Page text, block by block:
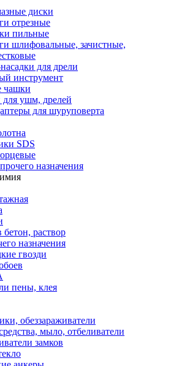
диски
отрезные
пильные
шлифовальные, зачистные,
для дрели
инструмент
чашки
ушм, дрелей
для шуруповерта
SDS
назначения
бетон, раствор
назначения
гвозди
пены, клея
обеззараживатели
мыло, отбеливатели
замков